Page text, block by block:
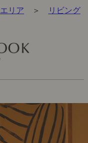
エリア ＞ リビング